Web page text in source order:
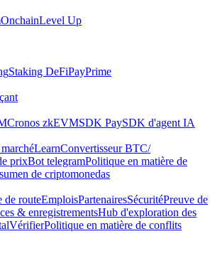
OnchainLevel Up
Staking DeFiPayPrime
Cronos zkEVMSDK PaySDK d'agent IA
LearnConvertisseur BTC/
prixBot telegramPolitique en matière de
de criptomonedas
de routeEmploisPartenairesSécuritéPreuve de
& enregistrementsHub d'exploration des
VérifierPolitique en matière de conflits